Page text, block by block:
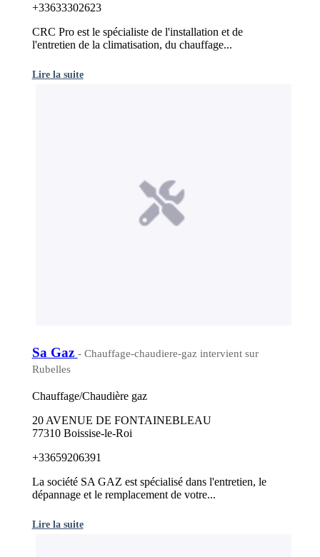
+33633302623
CRC Pro est le spécialiste de l'installation et de
l'entretien de la climatisation, du chauffage...
Lire la suite
Sa Gaz - Chauffage-chaudiere-gaz intervient sur
Rubelles
Chauffage/Chaudière gaz
20 AVENUE DE FONTAINEBLEAU
77310 Boissise-le-Roi
+33659206391
La société SA GAZ est spécialisé dans l'entretien, le
dépannage et le remplacement de votre...
Lire la suite